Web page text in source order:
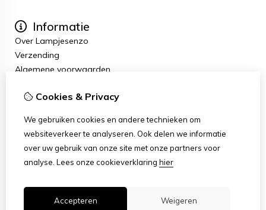
Informatie
Over Lampjesenzo
Verzending
Algemene voorwaarden
Inloggen
Verlanglijst
Nieuwsbrief
Klantenservice
Contact
Cookies & Privacy
We gebruiken cookies en andere technieken om
websiteverkeer te analyseren. Ook delen we informatie
over uw gebruik van onze site met onze partners voor
analyse. Lees onze cookieverklaring hier
Accepteren Weigeren